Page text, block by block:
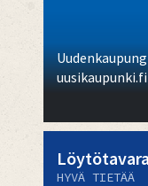
uusikaupunki.fi
HYVÄ TIETÄÄ